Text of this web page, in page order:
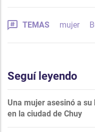
TEMAS mujer
Seguí leyendo
Una mujer asesinó a
en la ciudad de Chuy